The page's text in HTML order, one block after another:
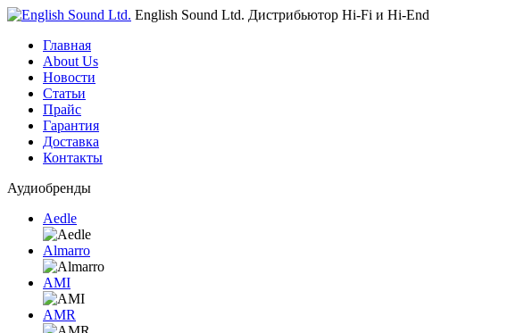
English Sound Ltd. Дистрибьютор Hi-Fi и Hi-End
Главная
About Us
Новости
Статьи
Прайс
Гарантия
Доставка
Контакты
Аудиобренды
Aedle
Almarro
AMI
AMR